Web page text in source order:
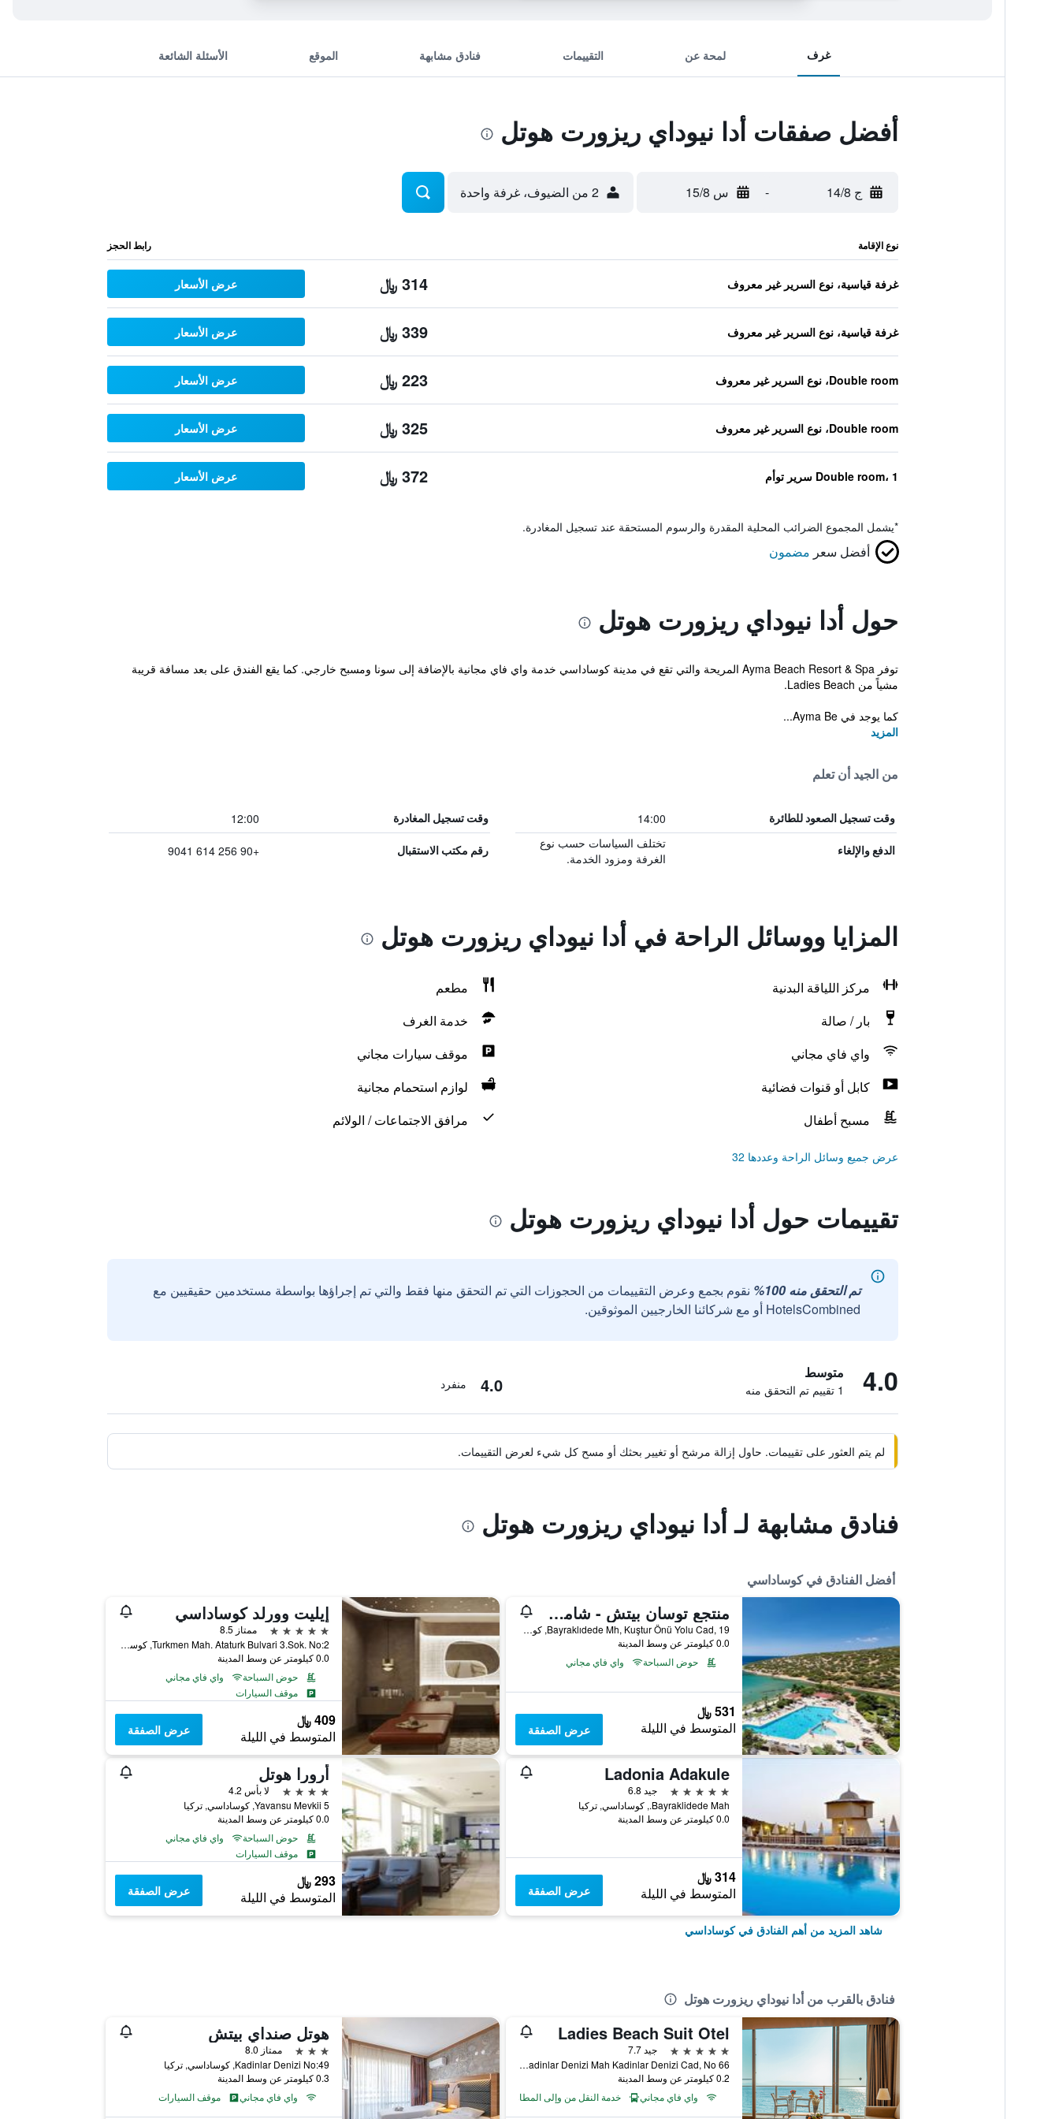
غرف لمحة عن التقييمات فنادق مشابهة الموقع الأسئلة الشائعة
أفضل صفقات أدا نيوداي ريزورت هوتل
ج 14/8 - س 15/8 2 من الضيوف، غرفة واحدة
نوع الإقامة رابط الحجز
غرفة قياسية، نوع السرير غير معروف 314 ﷼ عرض الأسعار
غرفة قياسية، نوع السرير غير معروف 339 ﷼ عرض الأسعار
Double room، نوع السرير غير معروف 223 ﷼ عرض الأسعار
Double room، نوع السرير غير معروف 325 ﷼ عرض الأسعار
Double room، 1 سرير توأم 372 ﷼ عرض الأسعار
*يشمل المجموع الضرائب المحلية المقدرة والرسوم المستحقة عند تسجيل المغادرة.
أفضل سعر مضمون
حول أدا نيوداي ريزورت هوتل
توفر Ayma Beach Resort & Spa المريحة والتي تقع في مدينة كوساداسي خدمة واي فاي مجانية بالإضافة إلى سونا ومسبح خارجي. كما يقع الفندق على بعد مسافة قريبة
مشياً من Ladies Beach.
كما يوجد في Ayma Be...
المزيد
من الجيد أن تعلم
وقت تسجيل الصعود للطائرة 14:00 وقت تسجيل المغادرة 12:00
الدفع والإلغاء
تختلف السياسات حسب نوع
الغرفة ومزود الخدمة.
رقم مكتب الاستقبال +90 256 614 9041
المزايا ووسائل الراحة في أدا نيوداي ريزورت هوتل
مركز اللياقة البدنية
مطعم
بار / صالة
خدمة الغرف
واي فاي مجاني
موقف سيارات مجاني
كابل أو قنوات فضائية
لوازم استحمام مجانية
مسبح أطفال
مرافق الاجتماعات / الولائم
عرض جميع وسائل الراحة وعددها 32
تقييمات حول أدا نيوداي ريزورت هوتل
تم التحقق منه 100%
نقوم بجمع وعرض التقييمات من الحجوزات التي تم التحقق منها فقط والتي تم إجراؤها بواسطة مستخدمين حقيقيين مع
HotelsCombined أو مع شركائنا الخارجيين الموثوقين.
4.0 متوسط
1 تقييم تم التحقق منه 4.0 منفرد
لم يتم العثور على تقييمات. حاول إزالة مرشح أو تغيير بحثك أو مسح كل شيء لعرض التقييمات.
فنادق مشابهة لـ أدا نيوداي ريزورت هوتل
أفضل الفنادق في كوساداسي
منتجع توسان بيتش - شامل كليًا
Bayraklıdede Mh, Kuştur Önü Yolu Cad, 19, كوساداسي, تركيا
0.0 كيلومتر عن وسط المدينة
حوض السباحة
واي فاي مجاني
531 ﷼
المتوسط في الليلة عرض الصفقة
إيليت وورلد كوساداسي
5 نجوم
ممتاز 8.5
Turkmen Mah. Ataturk Bulvari 3.Sok. No:2, كوساداسي, تركيا
0.0 كيلومتر عن وسط المدينة
حوض السباحة
واي فاي مجاني
موقف السيارات
409 ﷼
المتوسط في الليلة عرض الصفقة
Ladonia Adakule
5 نجوم
جيد 6.8
Bayraklidede Mah., كوساداسي, تركيا
0.0 كيلومتر عن وسط المدينة
314 ﷼
المتوسط في الليلة عرض الصفقة
أرورا هوتل
4 نجوم
لا بأس 4.2
Yavansu Mevkii 5, كوساداسي, تركيا
0.0 كيلومتر عن وسط المدينة
حوض السباحة
واي فاي مجاني
موقف السيارات
293 ﷼
المتوسط في الليلة عرض الصفقة
شاهد المزيد من أهم الفنادق في كوساداسي
فنادق بالقرب من أدا نيوداي ريزورت هوتل
Ladies Beach Suit Otel
5 نجوم
جيد 7.7
Kadinlar Denizi Mah Kadinlar Denizi Cad, No 66, كوساداسي, تركيا
0.2 كيلومتر عن وسط المدينة
واي فاي مجاني
خدمة النقل من وإلى المطار
هوتل صنداي بيتش
3 نجوم
ممتاز 8.0
Kadinlar Denizi No:49, كوساداسي, تركيا
0.3 كيلومتر عن وسط المدينة
واي فاي مجاني
موقف السيارات